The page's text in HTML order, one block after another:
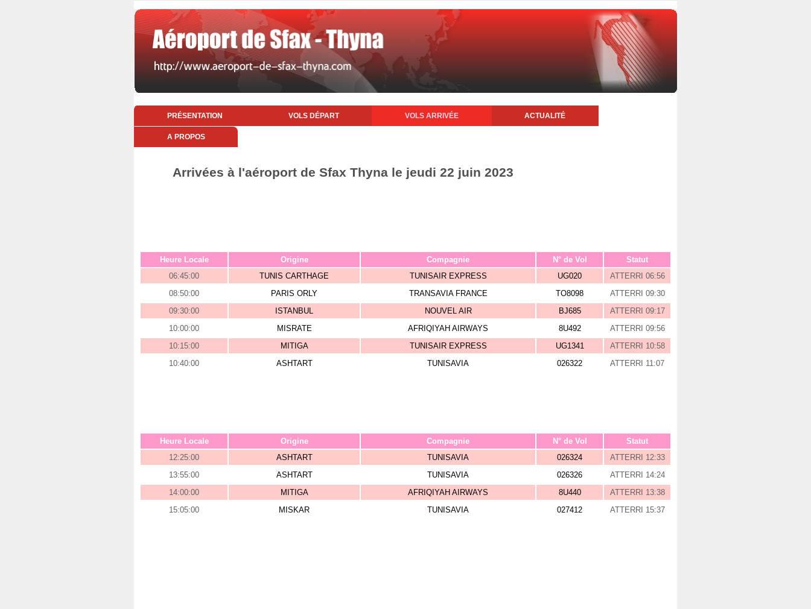
PRÉSENTATION VOLS DÉPART VOLS ARRIVÉE ACTUALITÉ
A PROPOS
Arrivées à l'aéroport de Sfax Thyna le jeudi 22 juin 2023
Heure Locale Origine Compagnie N° de Vol
Statut
06:45:00
TUNIS CARTHAGE TUNISAIR EXPRESS UG020
ATTERRI 06:56
08:50:00
PARIS ORLY TRANSAVIA FRANCE TO8098
ATTERRI 09:30
09:30:00
ISTANBUL NOUVEL AIR BJ685
ATTERRI 09:17
10:00:00
MISRATE AFRIQIYAH AIRWAYS 8U492
ATTERRI 09:56
10:15:00
MITIGA TUNISAIR EXPRESS UG1341
ATTERRI 10:58
10:40:00
ASHTART TUNISAVIA 026322 ATTERRI 11:07
Heure Locale Origine Compagnie N° de Vol
Statut
12:25:00
ASHTART TUNISAVIA 026324
ATTERRI 12:33
13:55:00
ASHTART TUNISAVIA 026326
ATTERRI 14:24
14:00:00
MITIGA AFRIQIYAH AIRWAYS 8U440
ATTERRI 13:38
15:05:00
MISKAR TUNISAVIA 027412 ATTERRI 15:37